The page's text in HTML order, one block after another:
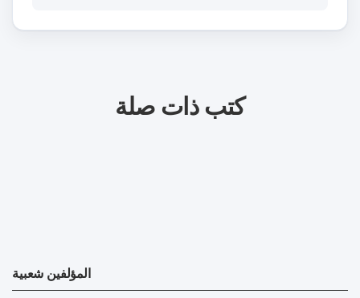
كتب ذات صلة
المؤلفين شعبية